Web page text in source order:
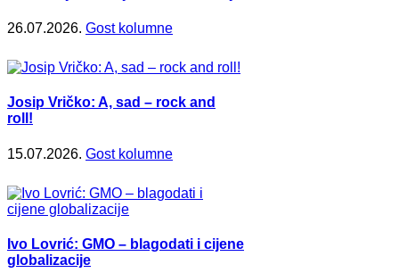
26.07.2026. Gost kolumne
Josip Vričko: A, sad – rock and
roll!
15.07.2026. Gost kolumne
Ivo Lovrić: GMO – blagodati i cijene
globalizacije